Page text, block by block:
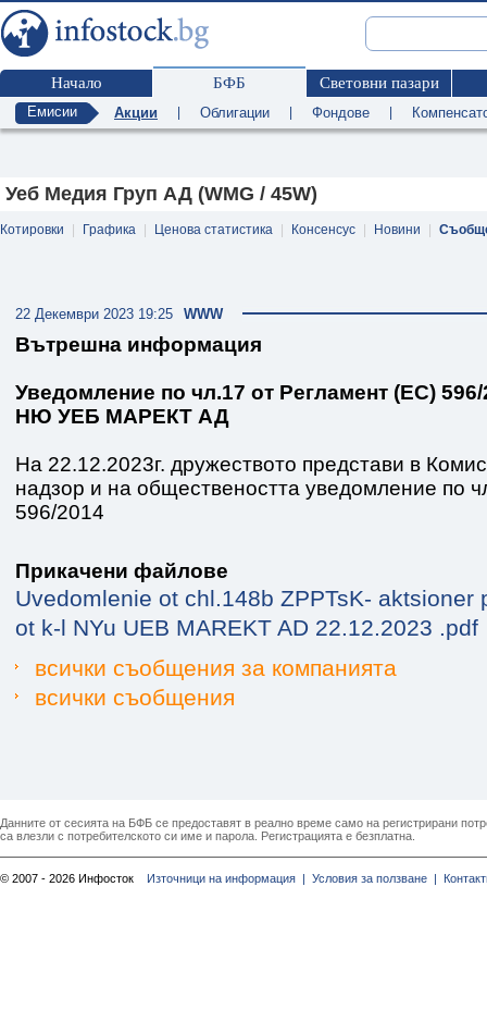
Начало БФБ Световни пазари
Емисии Акции Облигации Фондове
Уеб Медия Груп АД (WMG / 45W)
Котировки Графика Ценова статистика Консенсус Новини
WWW
22 Декември 2023 19:25
Вътрешна информация
Уведомление по чл.17 от Регламент (ЕС)
НЮ УЕБ МАРЕКТ АД
На 22.12.2023г. дружеството представи в
надзор и на обществеността уведомление по
596/2014
Прикачени файлове
Uvedomlenie ot chl.148b ZPPTsK- aktsioner
ot k-l NYu UEB MAREKT AD 22.12.2023 .pdf
всички съобщения за компанията
всички съобщения
Данните от сесията на БФБ се предоставят в реално време само на регистрирани
са влезли с потребителското си име и парола. Регистрацията е безплатна.
© 2007 - 2026 Инфосток Източници на информация | Условия за ползване |